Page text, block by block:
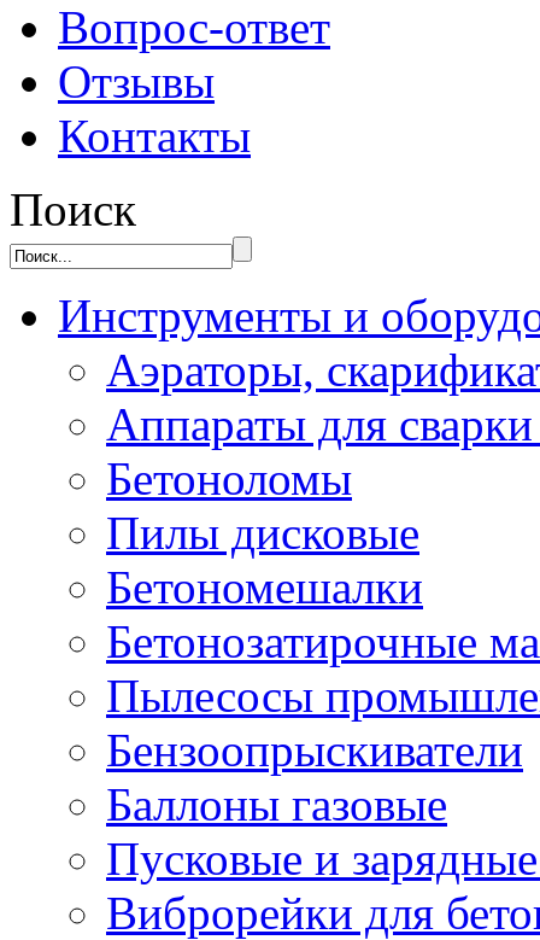
Вопрос-ответ
Отзывы
Контакты
Поиск
Инструменты и
Аэраторы,
Аппараты для
Бетоноломы
Пилы дисковые
Бетономешалки
Бетонозатирочные
Пылесосы
Бензоопрыскиватели
Баллоны газовые
Пусковые и
Виброрейки для